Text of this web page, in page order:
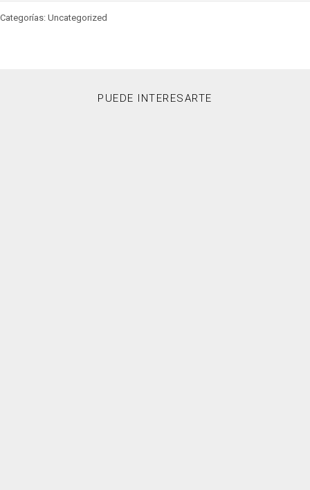
Categorías: Uncategorized
PUEDE INTERESARTE